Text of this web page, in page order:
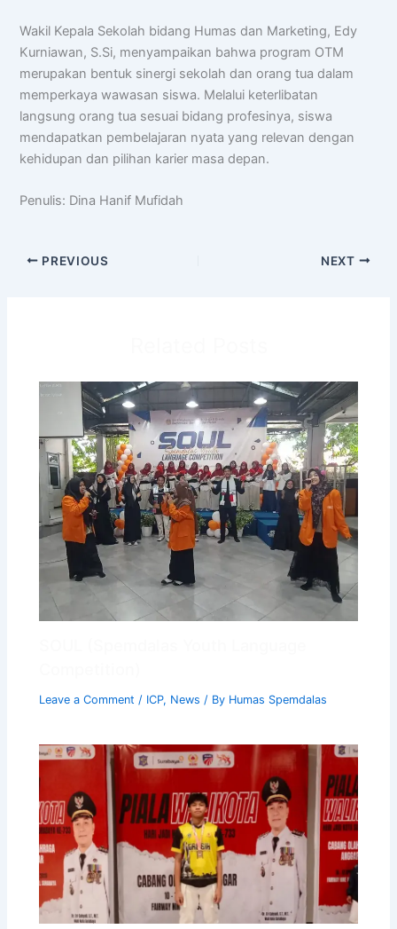
Wakil Kepala Sekolah bidang Humas dan Marketing, Edy
Kurniawan, S.Si, menyampaikan bahwa program OTM
merupakan bentuk sinergi sekolah dan orang tua dalam
memperkaya wawasan siswa. Melalui keterlibatan
langsung orang tua sesuai bidang profesinya, siswa
mendapatkan pembelajaran nyata yang relevan dengan
kehidupan dan pilihan karier masa depan.
Penulis: Dina Hanif Mufidah
PREVIOUS NEXT
Leave a Comment / ICP, News / By Humas Spemdalas